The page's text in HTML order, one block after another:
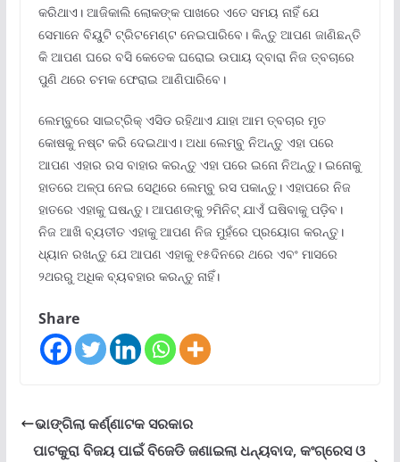
କରିଥାଏ। ଆଜିକାଲି ଲୋକଙ୍କ ପାଖରେ ଏତେ ସମୟ ନାହିଁ ଯେ
ସେମାନେ ବିୟୁଟି ଟ୍ରିଟମେଣ୍ଟ ନେଇପାରିବେ। କିନ୍ତୁ ଆପଣ ଜାଣିଛନ୍ତି
କି ଆପଣ ଘରେ ବସି କେତେକ ଘରୋଇ ଉପାୟ ଦ୍ବାରା ନିଜ ତ୍ବଚାରେ
ପୁଣି ଥରେ ଚମକ ଫେରାଇ ଆଣିପାରିବେ।
ଲେମ୍ବୁରେ ସାଇଟ୍ରିକ୍ ଏସିଡ ରହିଥାଏ ଯାହା ଆମ ତ୍ବଚାର ମୃତ
କୋଷକୁ ନଷ୍ଟ କରି ଦେଇଥାଏ। ଅଧା ଲେମ୍ବୁ ନିଅନ୍ତୁ ଏହା ପରେ
ଆପଣ ଏହାର ରସ ବାହାର କରନ୍ତୁ ଏହା ପରେ ଇନୋ ନିଅନ୍ତୁ। ଇନୋକୁ
ହାତରେ ଅଳ୍ପ ନେଇ ସେଥିରେ ଲେମ୍ବୁ ରସ ପକାନ୍ତୁ। ଏହାପରେ ନିଜ
ହାତରେ ଏହାକୁ ଘଷନ୍ତୁ। ଆପଣଙ୍କୁ ୨ମିନିଟ୍ ଯାଏଁ ଘଷିବାକୁ ପଡ଼ିବ।
ନିଜ ଆଖି ବ୍ୟତୀତ ଏହାକୁ ଆପଣ ନିଜ ମୁହଁରେ ପ୍ରୟୋଗ କରନ୍ତୁ।
ଧ୍ୟାନ ରଖନ୍ତୁ ଯେ ଆପଣ ଏହାକୁ ୧୫ଦିନରେ ଥରେ ଏବଂ ମାସରେ
୨ଥରରୁ ଅଧିକ ବ୍ୟବହାର କରନ୍ତୁ ନାହିଁ।
Share
ଭାଙ୍ଗିଲା କର୍ଣ୍ଣାଟକ ସରକାର
ପାଟକୁରା ବିଜୟ ପାଇଁ ବିଜେଡି ଜଣାଇଲା ଧନ୍ୟବାଦ, କଂଗ୍ରେସ ଓ